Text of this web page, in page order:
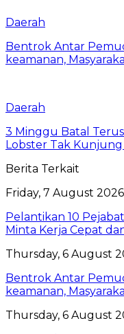
Daerah
Bentrok Antar
keamanan,
Daerah
3 Minggu Batal
Lobster Tak
Berita Terkait
Friday, 7 August
Pelantikan 10
Minta Kerja Cepat
Thursday, 6 August
Bentrok Antar
keamanan,
Thursday, 6 August